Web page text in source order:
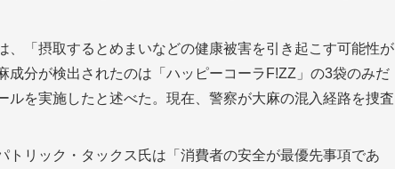
、「摂取するとめまいなどの健康被害を引き起こす可能性が
成分が検出されたのは「ハッピーコーラF!ZZ」の3袋のみだ
ルを実施したと述べた。現在、警察が大麻の混入経路を捜査
トリック・タックス氏は「消費者の安全が最優先事項であ